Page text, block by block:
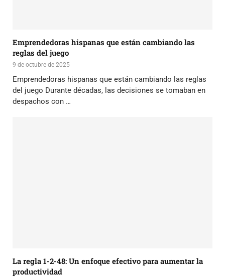
Emprendedoras hispanas que están cambiando las
reglas del juego
9 de octubre de 2025
Emprendedoras hispanas que están cambiando las reglas
del juego Durante décadas, las decisiones se tomaban en
despachos con …
La regla 1-2-48: Un enfoque efectivo para aumentar la
productividad